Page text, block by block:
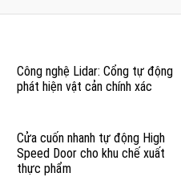
Công nghệ Lidar: Cổng tự động
phát hiện vật cản chính xác
Cửa cuốn nhanh tự động High
Speed Door cho khu chế xuất
thực phẩm